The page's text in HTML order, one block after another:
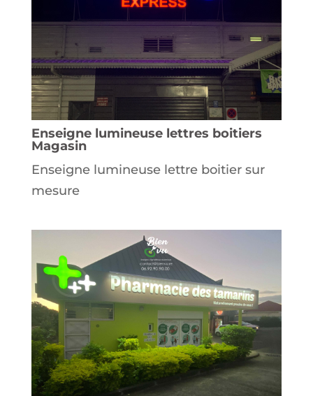
Enseigne lumineuse lettres boitiers
Magasin
Enseigne lumineuse lettre boitier sur
mesure